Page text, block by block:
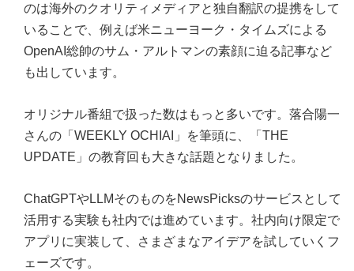
のは海外のクオリティメディアと独自翻訳の提携をして
いることで、例えば米ニューヨーク・タイムズによる
OpenAI総帥のサム・アルトマンの素顔に迫る記事など
も出しています。
オリジナル番組で扱った数はもっと多いです。落合陽一
さんの「WEEKLY OCHIAI」を筆頭に、「THE
UPDATE」の教育回も大きな話題となりました。
ChatGPTやLLMそのものをNewsPicksのサービスとして
活用する実験も社内では進めています。社内向け限定で
アプリに実装して、さまざまなアイデアを試していくフ
ェーズです。